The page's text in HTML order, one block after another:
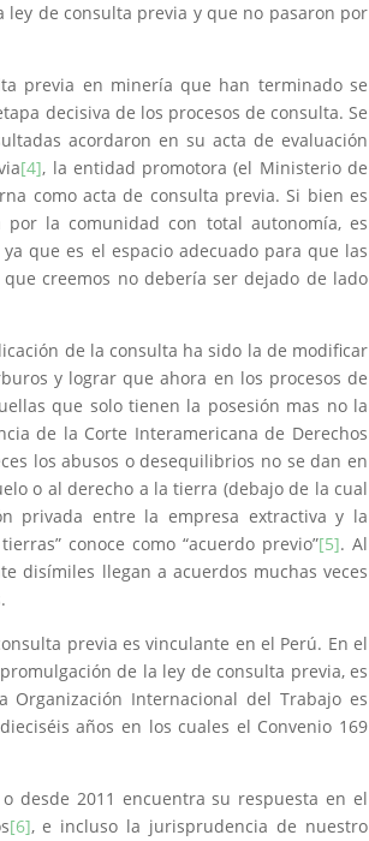
de consulta previa y que no pasaron por
previa en minería que han terminado se
decisiva de los procesos de consulta. Se
acordaron en su acta de evaluación
[4], la entidad promotora (el Ministerio de
como acta de consulta previa. Si bien es
la comunidad con total autonomía, es
que es el espacio adecuado para que las
creemos no debería ser dejado de lado
de la consulta ha sido la de modificar
y lograr que ahora en los procesos de
que solo tienen la posesión mas no la
de la Corte Interamericana de Derechos
los abusos o desequilibrios no se dan en
o al derecho a la tierra (debajo de la cual
privada entre la empresa extractiva y la
conoce como “acuerdo previo”[5]. Al
disímiles llegan a acuerdos muchas veces
previa es vinculante en el Perú. En el
de la ley de consulta previa, es
Internacional del Trabajo es
años en los cuales el Convenio 169
desde 2011 encuentra su respuesta en el
[6], e incluso la jurisprudencia de nuestro